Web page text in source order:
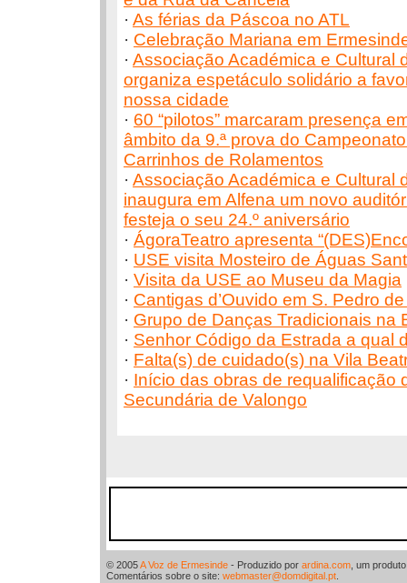
· As férias da Páscoa no ATL
· Celebração Mariana em
· Associação Académica e Cultural
organiza espetáculo solidário a
nossa cidade
· 60 “pilotos” marcaram presença
âmbito da 9.ª prova do
Carrinhos de Rolamentos
· Associação Académica e Cultural
inaugura em Alfena um novo
festeja o seu 24.º aniversário
· ÁgoraTeatro apresenta
· USE visita Mosteiro de Águas
· Visita da USE ao Museu da Magia
· Cantigas d’Ouvido em S. Pedro
· Grupo de Danças Tradicionais na
· Senhor Código da Estrada a qual
· Falta(s) de cuidado(s) na Vila
· Início das obras de requalificação
Secundária de Valongo
© 2005A Voz de Ermesinde - Produzido por ardina.com , um
Comentários sobre o site: webmaster@domdigital.pt